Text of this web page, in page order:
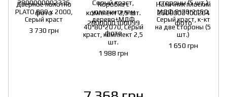
Дверное полотно
PLATO 800 х 2000,
Серый краст
3 730 грн
Коробка с
уплотнителем
дерево+МДФ
40*80*2070, Серый
краст, комплект 2,5
шт.
1 988 грн
Наличник плоский
МДФ 8*70*2150,
Серый краст, к-кт
на две стороны (5
шт.)
1 650 грн